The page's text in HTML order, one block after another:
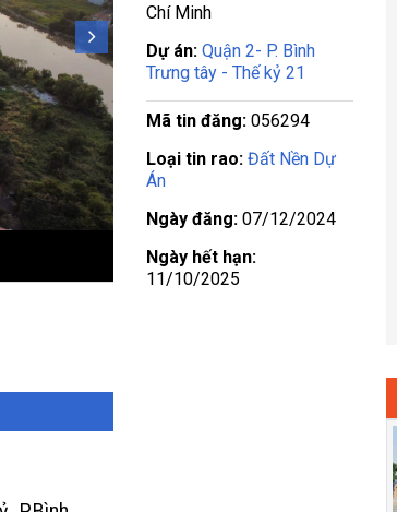
Chí Minh
Dự án:Quận 2- P. Bình
Trưng tây - Thế kỷ 21
Mã tin đăng:056294
Loại tin rao:Đất Nền Dự
Án
Ngày đăng:07/12/2024
Ngày hết hạn:
11/10/2025